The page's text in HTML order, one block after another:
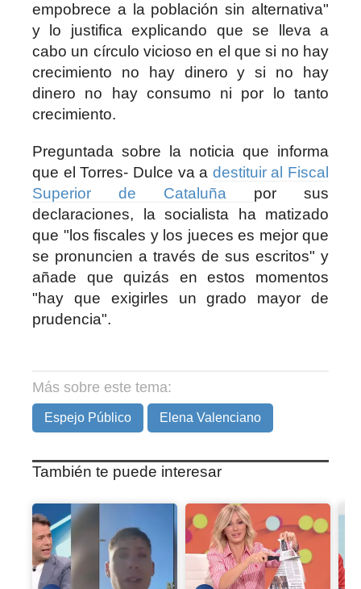
empobrece a la población sin alternativa"
y lo justifica explicando que se lleva a
cabo un círculo vicioso en el que si no hay
crecimiento no hay dinero y si no hay
dinero no hay consumo ni por lo tanto
crecimiento.
Preguntada sobre la noticia que informa
que el Torres- Dulce va a destituir al Fiscal
Superior de Cataluña por sus
declaraciones, la socialista ha matizado
que "los fiscales y los jueces es mejor que
se pronuncien a través de sus escritos" y
añade que quizás en estos momentos
"hay que exigirles un grado mayor de
prudencia".
Más sobre este tema:
Espejo Público Elena Valenciano
También te puede interesar